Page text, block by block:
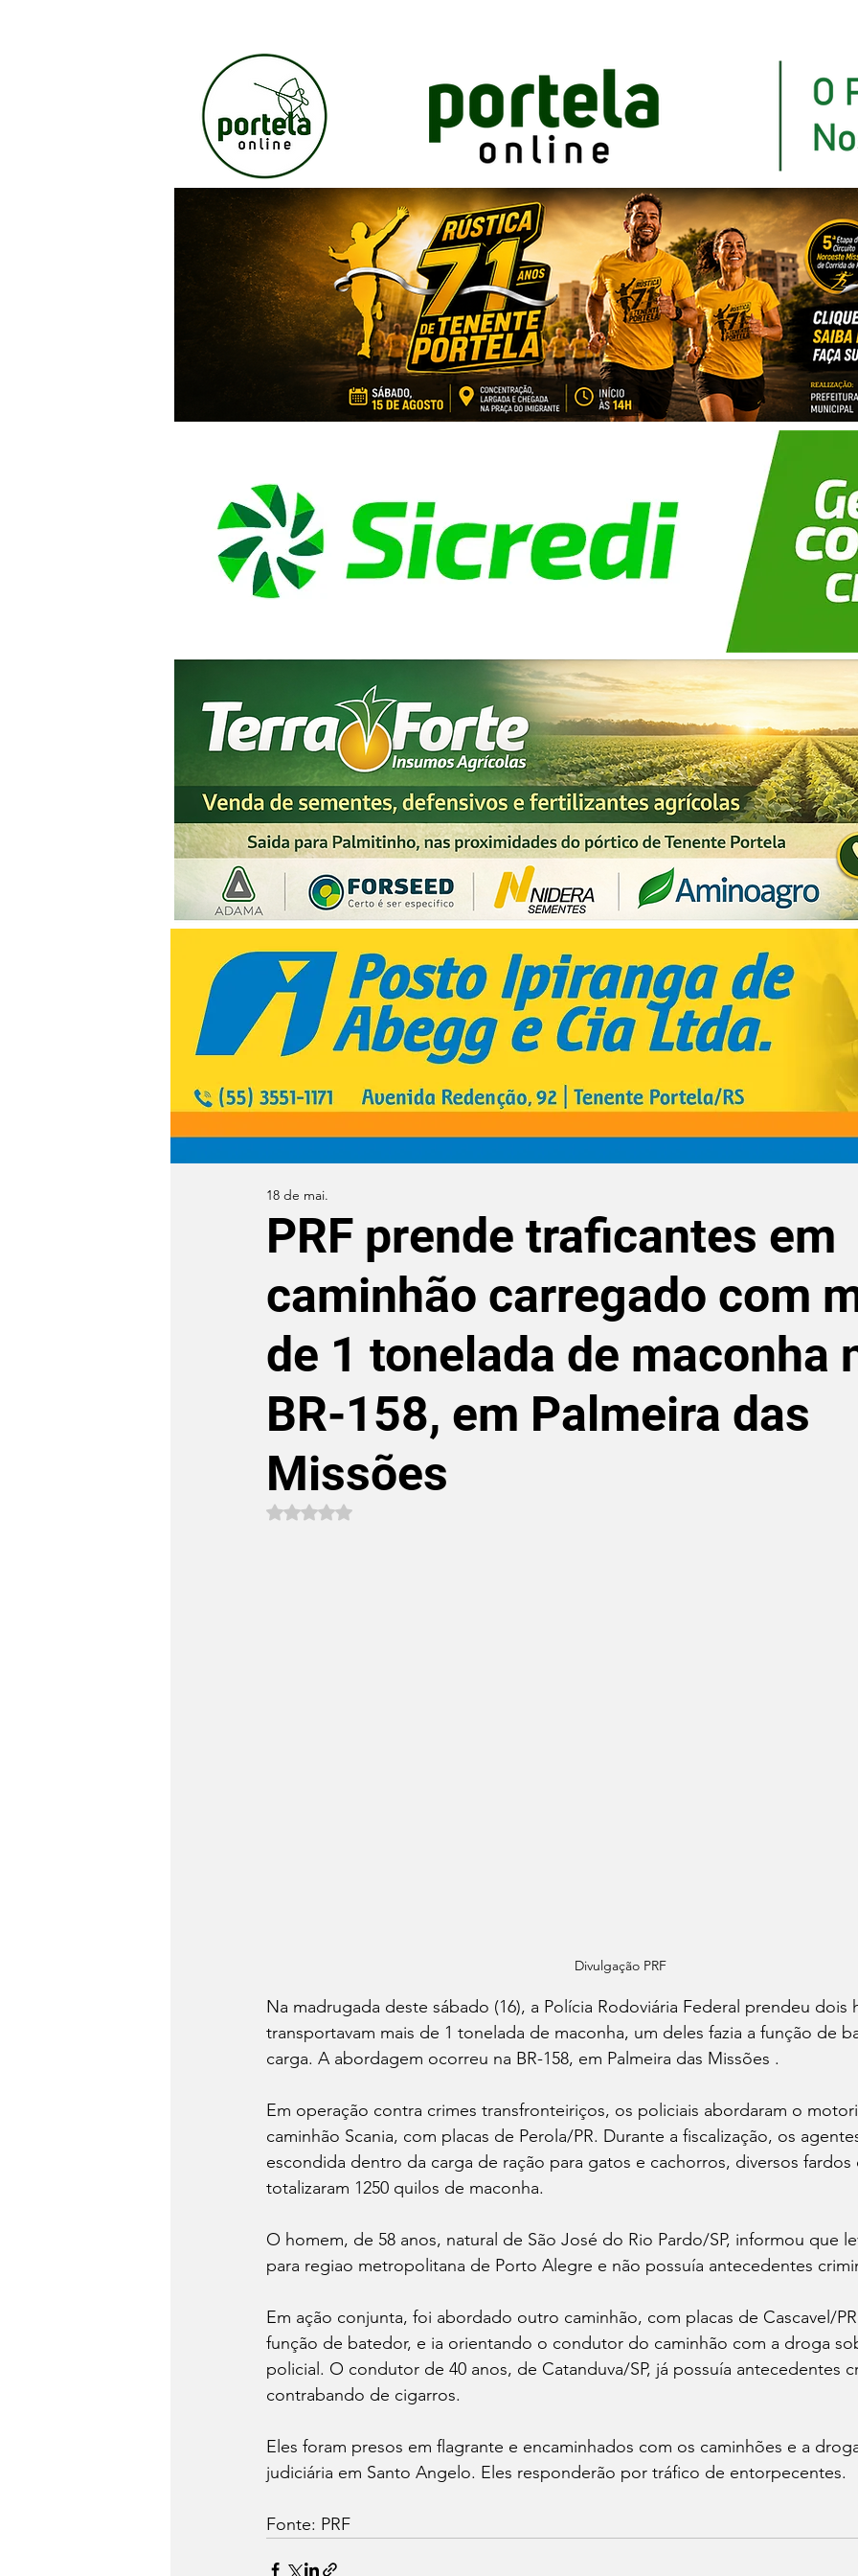
PRF prende traficantes em
caminhão carregado com
de 1 tonelada de maconha
BR-158, em Palmeira das
Missões
18 de mai.
Avaliado com NaN de 5 estrelas.
Divulgação PRF
Na madrugada deste sábado (16), a Polícia Rodoviária Federal prendeu dois
transportavam mais de 1 tonelada de maconha, um deles fazia a função de
carga. A abordagem ocorreu na BR-158, em Palmeira das Missões .
Em operação contra crimes transfronteiriços, os policiais abordaram o
caminhão Scania, com placas de Perola/PR. Durante a fiscalização, os
escondida dentro da carga de ração para gatos e cachorros, diversos
totalizaram 1250 quilos de maconha.
O homem, de 58 anos, natural de São José do Rio Pardo/SP, informou que
para regiao metropolitana de Porto Alegre e não possuía antecedentes
Em ação conjunta, foi abordado outro caminhão, com placas de Cascavel/
função de batedor, e ia orientando o condutor do caminhão com a droga
policial. O condutor de 40 anos, de Catanduva/SP, já possuía antecedentes
contrabando de cigarros.
Eles foram presos em flagrante e encaminhados com os caminhões e a
judiciária em Santo Angelo. Eles responderão por tráfico de entorpecentes.
Fonte: PRF